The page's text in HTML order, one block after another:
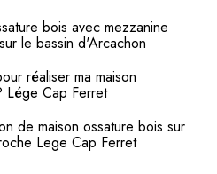
bois avec mezzanine
le bassin d'Arcachon
réaliser ma maison
Lége Cap Ferret
de maison ossature bois sur
Lege Cap Ferret